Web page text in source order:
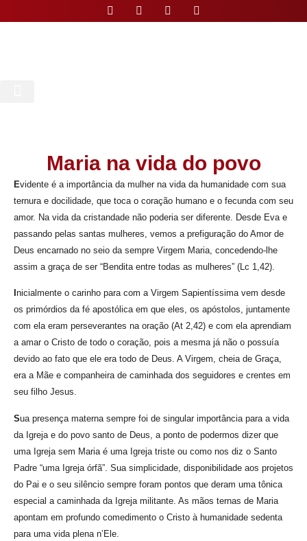
Maria na vida do povo
Evidente é a importância da mulher na vida da humanidade com sua
ternura e docilidade, que toca o coração humano e o fecunda com seu
amor. Na vida da cristandade não poderia ser diferente. Desde Eva e
passando pelas santas mulheres, vemos a prefiguração do Amor de
Deus encarnado no seio da sempre Virgem Maria, concedendo-lhe
assim a graça de ser “Bendita entre todas as mulheres” (Lc 1,42).
nicialmente o carinho para com a Virgem Sapientíssima vem desde
os primórdios da fé apostólica em que eles, os apóstolos, juntamente
com ela eram perseverantes na oração (At 2,42) e com ela aprendiam
a amar o Cristo de todo o coração, pois a mesma já não o possuía
devido ao fato que ele era todo de Deus. A Virgem, cheia de Graça,
era a Mãe e companheira de caminhada dos seguidores e crentes em
seu filho Jesus.
Sua presença materna sempre foi de singular importância para a vida
da Igreja e do povo santo de Deus, a ponto de podermos dizer que
uma Igreja sem Maria é uma Igreja triste ou como nos diz o Santo
Padre “uma Igreja órfã”. Sua simplicidade, disponibilidade aos projetos
do Pai e o seu silêncio sempre foram pontos que deram uma tônica
especial a caminhada da Igreja militante. As mãos ternas de Maria
apontam em profundo comedimento o Cristo à humanidade sedenta
para uma vida plena n’Ele.